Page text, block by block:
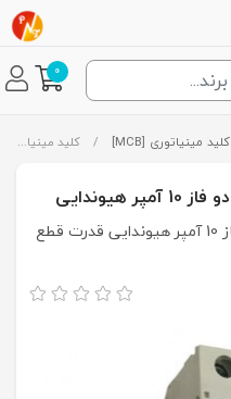
0
کلید مینیاتوری [MCB] / کلید مینیاتوری (mcb) دو پل / دو فاز 10 آمپر هیوندایی
کلید مینیاتوری (mcb) دو پل / دو فاز 10 آمپر هیوندایی قدرت قطع